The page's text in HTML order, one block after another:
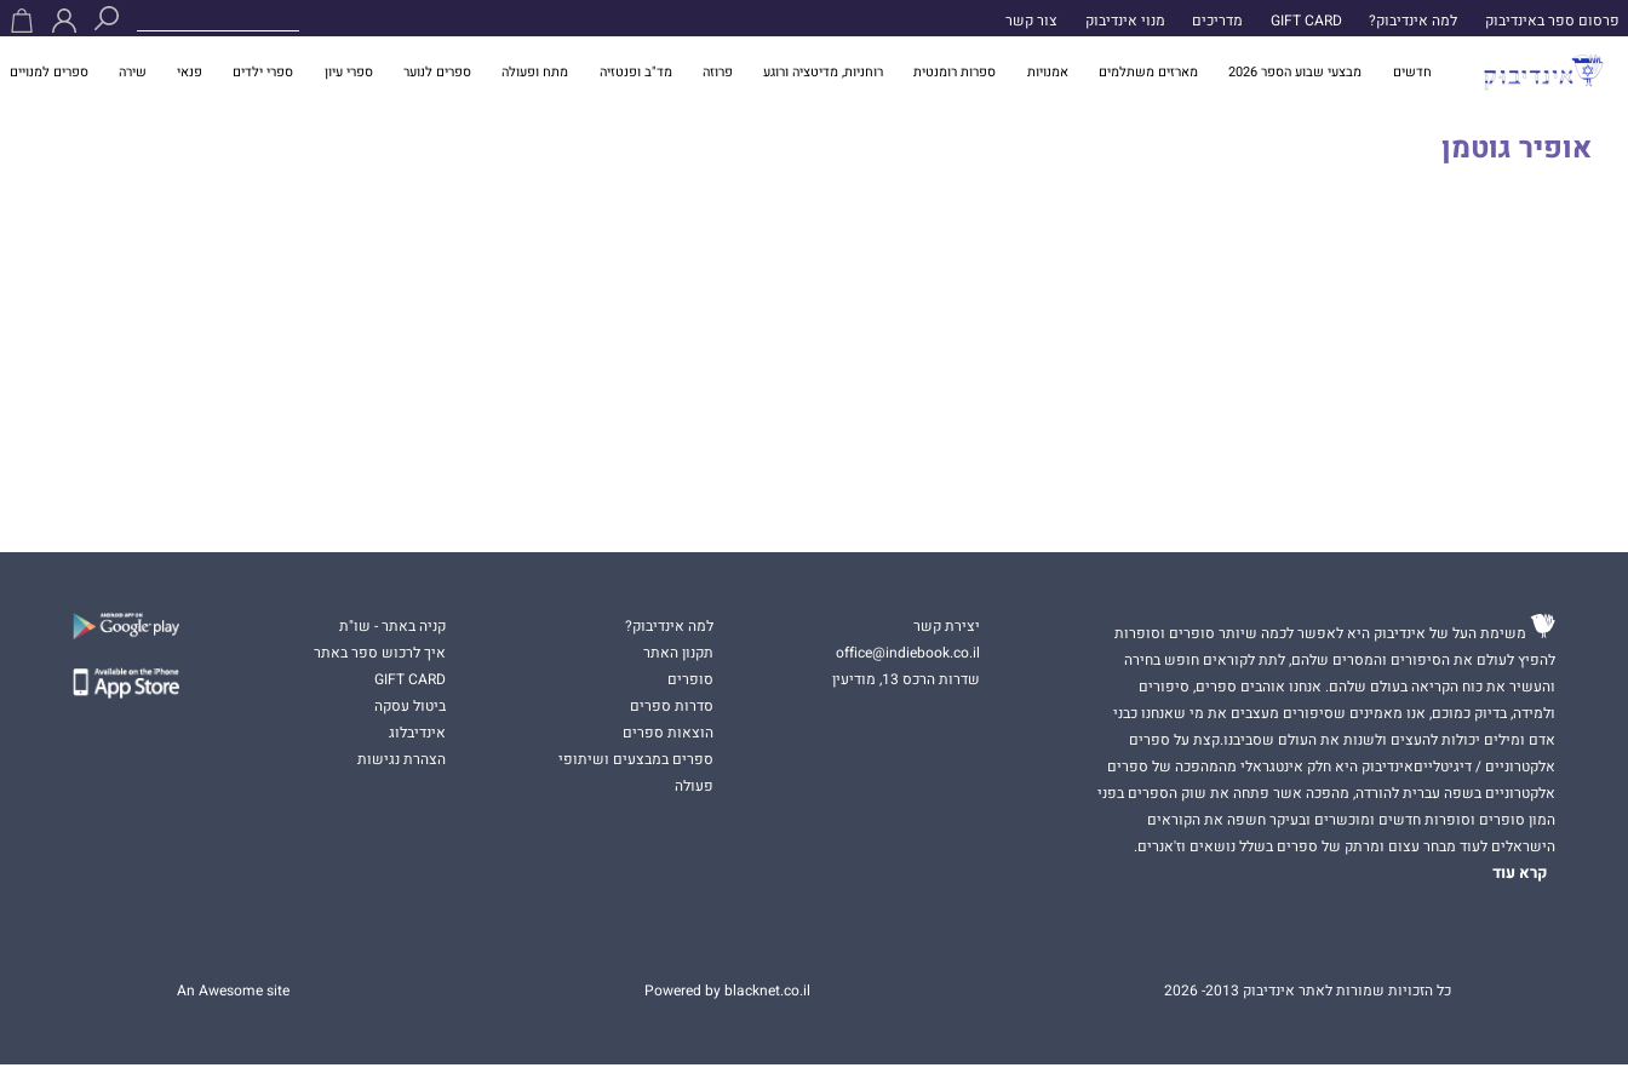
פרסום ספר באינדיבוק למה אינדיבוק? GIFT CARD מדריכים מנוי אינדיבוק צור קשר
חדשים מבצעי שבוע הספר 2026 מארזים משתלמים אמנויות ספרות רומנטית רוחניות, מדיטציה ורוגע פרוזה מד"ב ופנטזיה מתח ופעולה ספרים לנוער ספרי עיון ספרי ילדים פנאי שירה ספרים למנויים
אופיר גוטמן
משימת העל של אינדיבוק היא לאפשר לכמה שיותר סופרים וסופרות
להפיץ לעולם את הסיפורים והמסרים שלהם, לתת לקוראים חופש בחירה
והעשיר את כוח הקריאה בעולם שלהם. אנחנו אוהבים ספרים, סיפורים
ולמידה, בדיוק כמוכם, אנו מאמינים שסיפורים מעצבים את מי שאנחנו כבני
אדם ומילים יכולות להעצים ולשנות את העולם שסביבנו.קצת על ספרים
אלקטרוניים / דיגיטלייםאינדיבוק היא חלק אינטגראלי מהמהפכה של ספרים
אלקטרוניים בשפה עברית להורדה, מהפכה אשר פתחה את שוק הספרים בפני
המון סופרים וסופרות חדשים ומוכשרים ובעיקר חשפה את הקוראים
הישראלים לעוד מבחר עצום ומרתק של ספרים בשלל נושאים וז'אנרים.
קרא עוד
יצירת קשר
office@indiebook.co.il
שדרות הרכס 13, מודיעין
למה אינדיבוק?
תקנון האתר
סופרים
סדרות ספרים
הוצאות ספרים
ספרים במבצעים ושיתופי
פעולה
קניה באתר - שו"ת
איך לרכוש ספר באתר
GIFT CARD
ביטול עסקה
אינדיבלוג
הצהרת נגישות
כל הזכויות שמורות לאתר אינדיבוק 2013- 2026 Powered by blacknet.co.il
An Awesome site